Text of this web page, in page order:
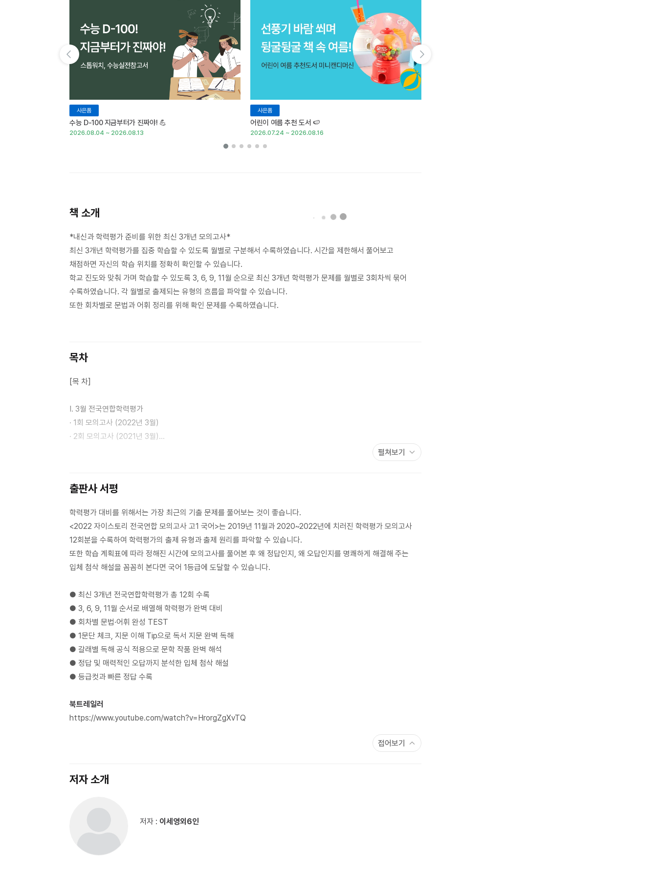
사은품
수능 D-100 지금부터가 진짜야! 💪
2026.08.04 ~ 2026.08.13
사은품
어린이 여름 추천 도서 🍉
2026.07.24 ~ 2026.08.16
책 소개
*내신과 학력평가 준비를 위한 최신 3개년 모의고사*
최신 3개년 학력평가를 집중 학습할 수 있도록 월별로 구분해서 수록하였습니다. 시간을 제한해서 풀어보고
채점하면 자신의 학습 위치를 정확히 확인할 수 있습니다.
학교 진도와 맞춰 가며 학습할 수 있도록 3, 6, 9, 11월 순으로 최신 3개년 학력평가 문제를 월별로 3회차씩 묶어
수록하였습니다. 각 월별로 출제되는 유형의 흐름을 파악할 수 있습니다.
또한 회차별로 문법과 어휘 정리를 위해 확인 문제를 수록하였습니다.
목차
[목 차]
I. 3월 전국연합학력평가
· 1회 모의고사 (2022년 3월)
· 2회 모의고사 (2021년 3월)
· 4회 모의고사 (2022년 6월)
· 6회 모의고사 (2020년 6월)
Ⅲ. 9월 전국연합학력평가
· 7회 모의고사 (2022년 9월)
· 8회 모의고사 (2021년 9월)
Ⅳ. 11월 전국연합학력평가
· 10회 모의고사 (2021년 11월)
· 11회 모의고사 (2020년 11월)
· 12회 모의고사 (2019년 11월)
펼쳐보기
출판사 서평
학력평가 대비를 위해서는 가장 최근의 기출 문제를 풀어보는 것이 좋습니다.
<2022 자이스토리 전국연합 모의고사 고1 국어>는 2019년 11월과 2020~2022년에 치러진 학력평가 모의고사
12회분을 수록하여 학력평가의 출제 유형과 출제 원리를 파악할 수 있습니다.
또한 학습 계획표에 따라 정해진 시간에 모의고사를 풀어본 후 왜 정답인지, 왜 오답인지를 명쾌하게 해결해 주는
입체 첨삭 해설을 꼼꼼히 본다면 국어 1등급에 도달할 수 있습니다.
● 최신 3개년 전국연합학력평가 총 12회 수록
● 3, 6, 9, 11월 순서로 배열해 학력평가 완벽 대비
● 회차별 문법·어휘 완성 TEST
● 1문단 체크, 지문 이해 Tip으로 독서 지문 완벽 독해
● 갈래별 독해 공식 적용으로 문학 작품 완벽 해석
● 정답 및 매력적인 오답까지 분석한 입체 첨삭 해설
● 등급컷과 빠른 정답 수록
북트레일러
https://www.youtube.com/watch?v=HrorgZgXvTQ
접어보기
저자 소개
저자 : 이세영외6인